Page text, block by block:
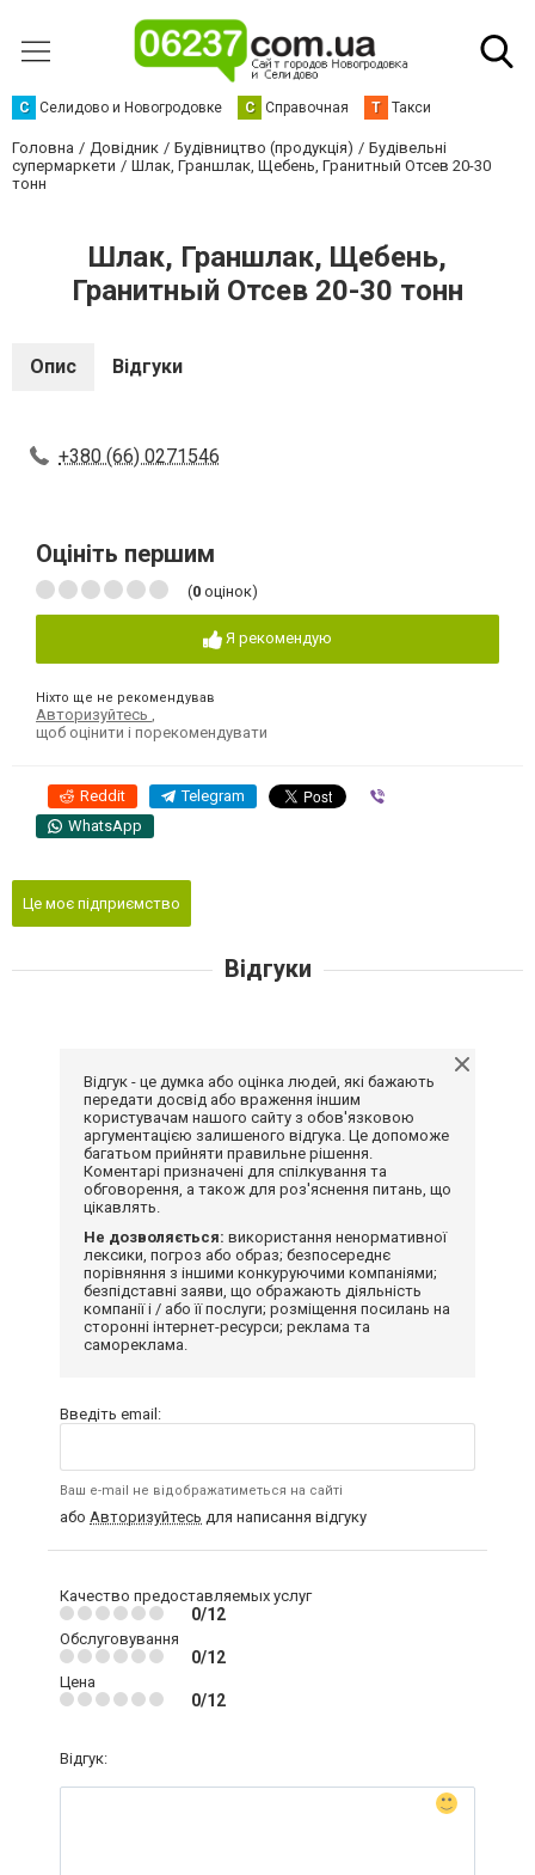
С Селидово и Новогродовке С Справочная Т Такси
Головна Довідник Будівництво (продукція)
Будівельні
супермаркети
Шлак, Граншлак, Щебень, Гранитный Отсев 20-30
тонн
Шлак, Граншлак, Щебень,
Гранитный Отсев 20-30 тонн
Опис Відгуки
+380 (66) 0271546
Оцініть першим
(0 оцінок)
Я рекомендую
Ніхто ще не рекомендував
Авторизуйтесь
щоб оцінити і порекомендувати
Reddit Telegram
WhatsApp
Це моє підприємство
Відгуки
Відгук - це думка або оцінка людей, які бажають
передати досвід або враження іншим
користувачам нашого сайту з обов'язковою
аргументацією залишеного відгука. Це допоможе
багатьом прийняти правильне рішення.
Коментарі призначені для спілкування та
обговорення, а також для роз'яснення питань, що
цікавлять.
Не дозволяється: використання ненормативної
лексики, погроз або образ; безпосереднє
порівняння з іншими конкуруючими компаніями;
безпідставні заяви, що ображають діяльність
компанії і / або її послуги; розміщення посилань на
сторонні інтернет-ресурси; реклама та
самореклама.
Введіть email:
Ваш e-mail не відображатиметься на сайті
або Авторизуйтесь для написання відгуку
Качество предоставляемых услуг
0/12
Обслуговування
0/12
Цена
0/12
Відгук: